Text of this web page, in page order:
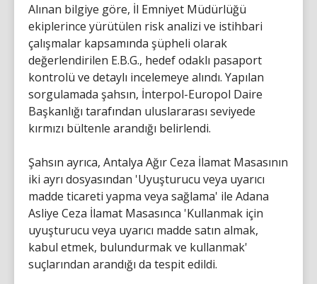
Alınan bilgiye göre, İl Emniyet Müdürlüğü
ekiplerince yürütülen risk analizi ve istihbari
çalışmalar kapsamında şüpheli olarak
değerlendirilen E.B.G., hedef odaklı pasaport
kontrolü ve detaylı incelemeye alındı. Yapılan
sorgulamada şahsın, İnterpol-Europol Daire
Başkanlığı tarafından uluslararası seviyede
kırmızı bültenle arandığı belirlendi.
Şahsın ayrıca, Antalya Ağır Ceza İlamat Masasının
iki ayrı dosyasından 'Uyuşturucu veya uyarıcı
madde ticareti yapma veya sağlama' ile Adana
Asliye Ceza İlamat Masasınca 'Kullanmak için
uyuşturucu veya uyarıcı madde satın almak,
kabul etmek, bulundurmak ve kullanmak'
suçlarından arandığı da tespit edildi.